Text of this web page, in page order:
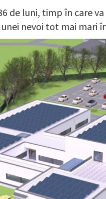
de luni, timp în care
nevoi tot mai mari